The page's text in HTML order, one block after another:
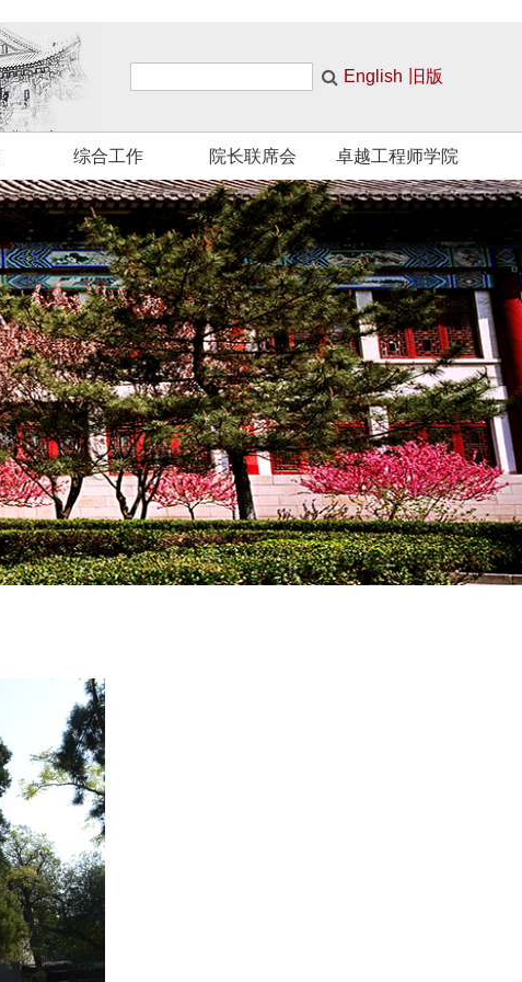
旧版
English
综合工作 院长联席会 卓越工程师学院